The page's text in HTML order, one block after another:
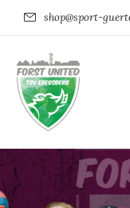
shop@sport-